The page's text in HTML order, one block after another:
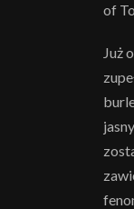
of
Już